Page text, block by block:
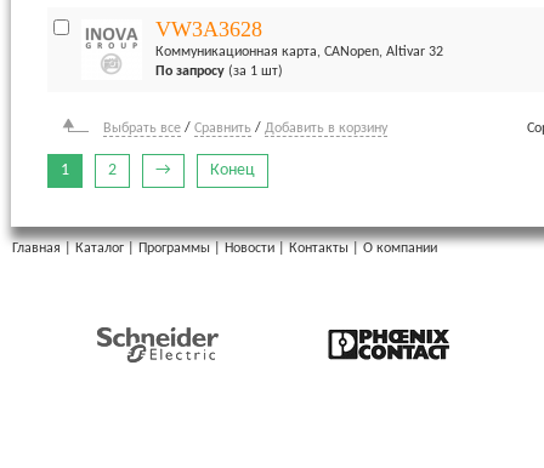
VW3A3628
Коммуникационная карта, CANopen, Altivar 32
По запросу (за 1 шт)
Выбрать все / Сравнить / Добавить в корзину
1 2 → Конец
Главная | Каталог | Программы | Новости | Контакты | О компании